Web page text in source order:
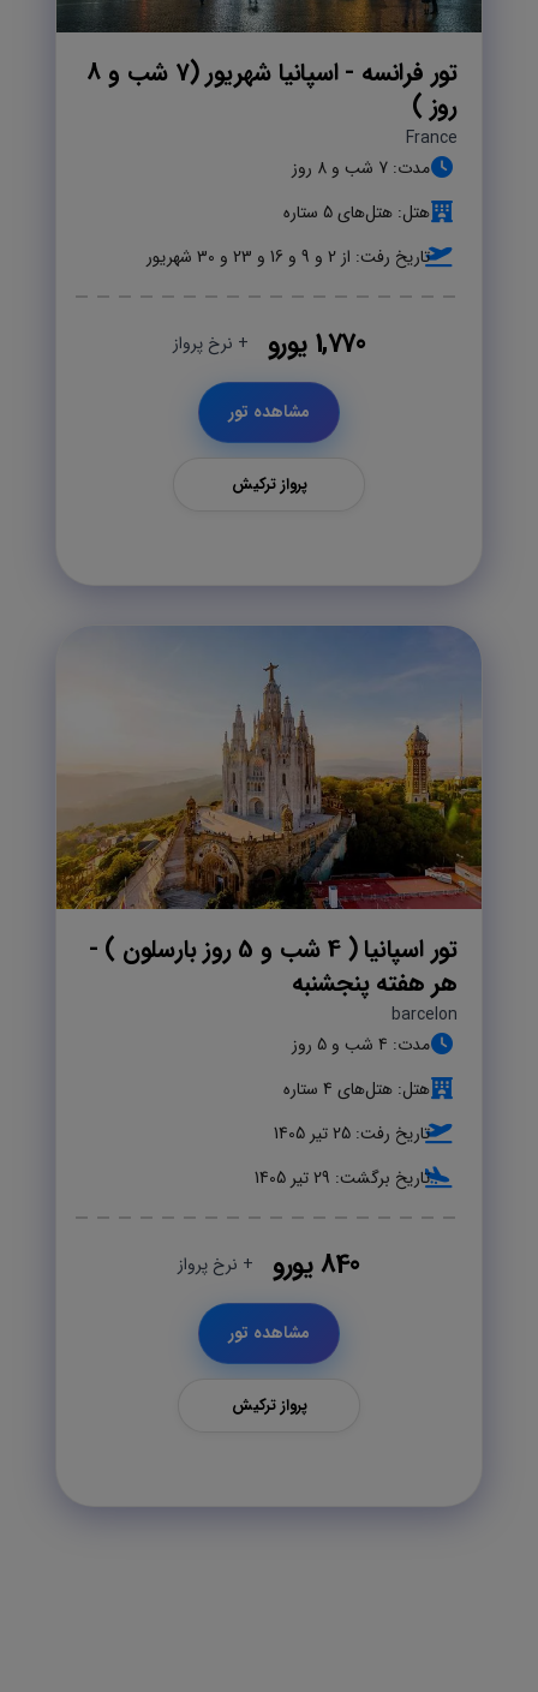
1,770 یورو + نرخ پرواز
مشاهده تور
پرواز ترکیش
تور فرانسه - اسپانیا شهریور (7 شب و 8
روز )
France
مدت: 7 شب و 8 روز
هتل: هتل‌های 5 ستاره
تاریخ رفت: از 2 و 9 و 16 و 23 و 30 شهریور
840 یورو + نرخ پرواز
مشاهده تور
پرواز ترکیش
تور اسپانیا ( 4 شب و 5 روز بارسلون ) -
هر هفته پنجشنبه
barcelon
مدت: 4 شب و 5 روز
هتل: هتل‌های 4 ستاره
تاریخ رفت: 25 تیر 1405
تاریخ برگشت: 29 تیر 1405